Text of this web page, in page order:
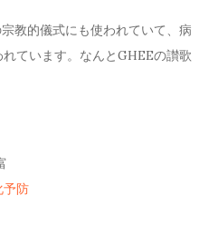
教的儀式にも使われていて、病
ています。なんとGHEEの讃歌
予防